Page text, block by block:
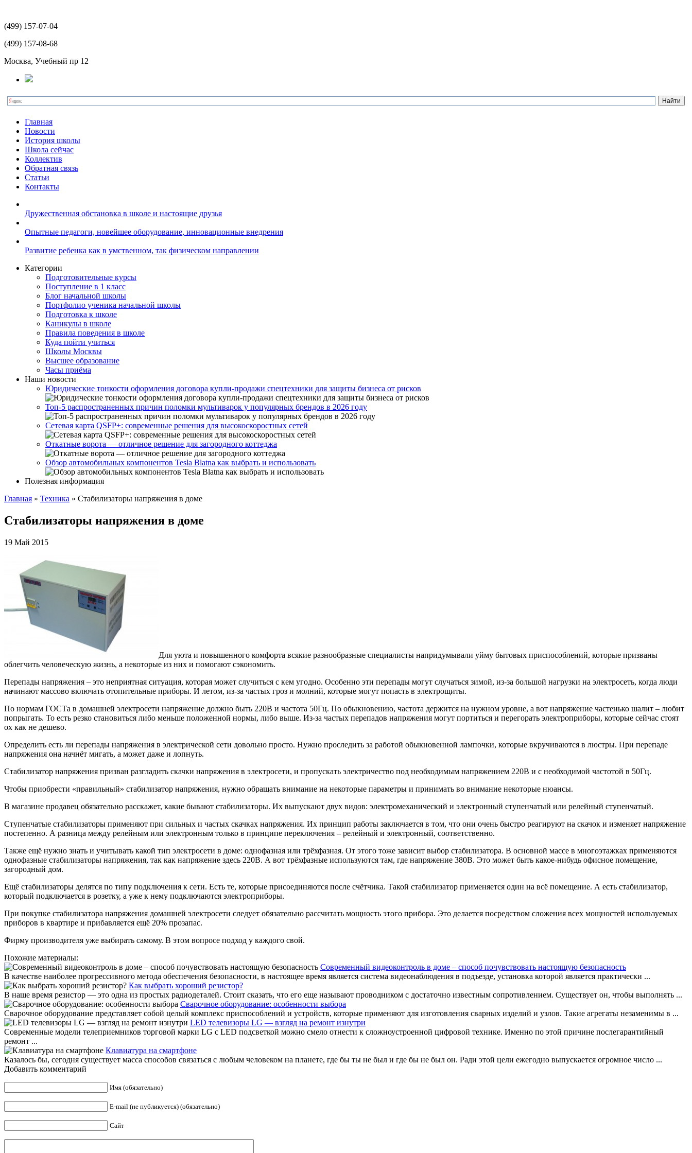
(499) 157-07-04
(499) 157-08-68
Москва, Учебный пр 12
Главная
Новости
История школы
Школа сейчас
Коллектив
Обратная связь
Статьи
Контакты
Дружественная обстановка в школе и настоящие друзья
Опытные педагоги, новейшее оборудование, инновационные внедрения
Развитие ребенка как в умственном, так физическом направлении
Категории
Подготовительные курсы
Поступление в 1 класс
Блог начальной школы
Портфолио ученика начальной школы
Подготовка к школе
Каникулы в школе
Правила поведения в школе
Куда пойти учиться
Школы Москвы
Высшее образование
Часы приёма
Наши новости
Юридические тонкости оформления договора купли-продажи спецтехники для защиты бизнеса от рисков
Топ-5 распространенных причин поломки мультиварок у популярных брендов в 2026 году
Сетевая карта QSFP+: современные решения для высокоскоростных сетей
Откатные ворота — отличное решение для загородного коттеджа
Обзор автомобильных компонентов Tesla Blatna как выбрать и использовать
Полезная информация
Главная » Техника » Стабилизаторы напряжения в доме
Стабилизаторы напряжения в доме
19 Май 2015
Для уюта и повышенного комфорта всякие разнообразные специалисты напридумывали уйму бытовых приспособлений, которые призваны
облегчить человеческую жизнь, а некоторые из них и помогают сэкономить.
Перепады напряжения – это неприятная ситуация, которая может случиться с кем угодно. Особенно эти перепады могут случаться зимой, из-за большой нагрузки на электросеть, когда люди
начинают массово включать отопительные приборы. И летом, из-за частых гроз и молний, которые могут попасть в электрощиты.
По нормам ГОСТа в домашней электросети напряжение должно быть 220В и частота 50Гц. По обыкновению, частота держится на нужном уровне, а вот напряжение частенько шалит – любит
попрыгать. То есть резко становиться либо меньше положенной нормы, либо выше. Из-за частых перепадов напряжения могут портиться и перегорать электроприборы, которые сейчас стоят
ох как не дешево.
Определить есть ли перепады напряжения в электрической сети довольно просто. Нужно проследить за работой обыкновенной лампочки, которые вкручиваются в люстры. При перепаде
напряжения она начнёт мигать, а может даже и лопнуть.
Стабилизатор напряжения призван разгладить скачки напряжения в электросети, и пропускать электричество под необходимым напряжением 220В и с необходимой частотой в 50Гц.
Чтобы приобрести «правильный» стабилизатор напряжения, нужно обращать внимание на некоторые параметры и принимать во внимание некоторые нюансы.
В магазине продавец обязательно расскажет, какие бывают стабилизаторы. Их выпускают двух видов: электромеханический и электронный ступенчатый или релейный ступенчатый.
Ступенчатые стабилизаторы применяют при сильных и частых скачках напряжения. Их принцип работы заключается в том, что они очень быстро реагируют на скачок и изменяет напряжение
постепенно. А разница между релейным или электронным только в принципе переключения – релейный и электронный, соответственно.
Также ещё нужно знать и учитывать какой тип электросети в доме: однофазная или трёхфазная. От этого тоже зависит выбор стабилизатора. В основной массе в многоэтажках применяются
однофазные стабилизаторы напряжения, так как напряжение здесь 220В. А вот трёхфазные используются там, где напряжение 380В. Это может быть какое-нибудь офисное помещение,
загородный дом.
Ещё стабилизаторы делятся по типу подключения к сети. Есть те, которые присоединяются после счётчика. Такой стабилизатор применяется один на всё помещение. А есть стабилизатор,
который подключается в розетку, а уже к нему подключаются электроприборы.
При покупке стабилизатора напряжения домашней электросети следует обязательно рассчитать мощность этого прибора. Это делается посредством сложения всех мощностей используемых
приборов в квартире и прибавляется ещё 20% прозапас.
Фирму производителя уже выбирать самому. В этом вопросе подход у каждого свой.
Похожие материалы:
Современный видеоконтроль в доме – способ почувствовать настоящую безопасность
В качестве наиболее прогрессивного метода обеспечения безопасности, в настоящее время является система видеонаблюдения в подъезде, установка которой является практически ...
Как выбрать хороший резистор?
В наше время резистор — это одна из простых радиодеталей. Стоит сказать, что его еще называют проводником с достаточно известным сопротивлением. Существует он, чтобы выполнять ...
Сварочное оборудование: особенности выбора
Сварочное оборудование представляет собой целый комплекс приспособлений и устройств, которые применяют для изготовления сварных изделий и узлов. Такие агрегаты незаменимы в ...
LED телевизоры LG — взгляд на ремонт изнутри
Современные модели телеприемников торговой марки LG с LED подсветкой можно смело отнести к сложноустроенной цифровой технике. Именно по этой причине послегарантийный
ремонт ...
Клавиатура на смартфоне
Казалось бы, сегодня существует масса способов связаться с любым человеком на планете, где бы ты не был и где бы не был он. Ради этой цели ежегодно выпускается огромное число ...
Добавить комментарий
Имя (обязательно)
E-mail (не публикуется) (обязательно)
Сайт